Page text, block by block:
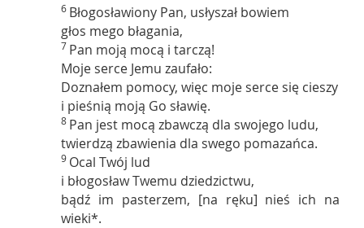
6 Błogosławiony Pan, usłyszał bowiem
głos mego błagania,
7 Pan moją mocą i tarczą!
Moje serce Jemu zaufało:
Doznałem pomocy, więc moje serce się cieszy
i pieśnią moją Go sławię.
8 Pan jest mocą zbawczą dla swojego ludu,
twierdzą zbawienia dla swego pomazańca.
9 Ocal Twój lud
i błogosław Twemu dziedzictwu,
bądź im pasterzem, [na ręku] nieś ich na
wieki*.